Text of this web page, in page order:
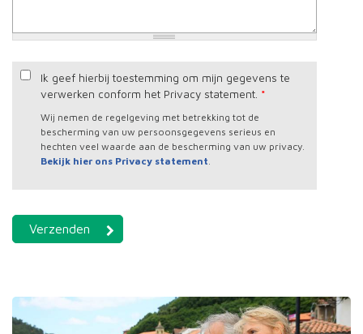
Ik geef hierbij toestemming om mijn gegevens te
verwerken conform het Privacy statement. *
Wij nemen de regelgeving met betrekking tot de
bescherming van uw persoonsgegevens serieus en
hechten veel waarde aan de bescherming van uw privacy.
Bekijk hier ons Privacy statement